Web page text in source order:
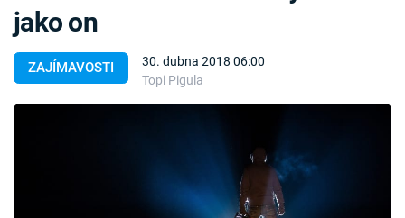
Témata
ZAJÍMAVOSTI
30. dubna 2018 06:00
Topi Pigula
jako on